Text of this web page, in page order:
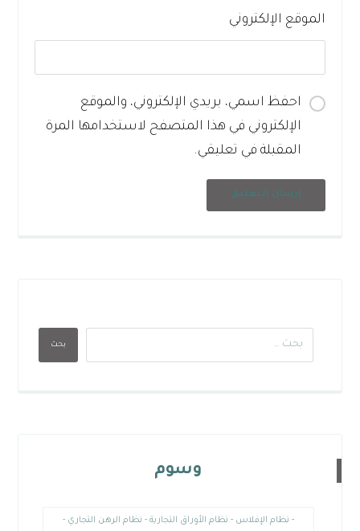
الموقع الإلكتروني
احفظ اسمي، بريدي الإلكتروني، والموقع
الإلكتروني في هذا المتصفح لاستخدامها المرة
المقبلة في تعليقي.
إرسال التعليق
بحث
وسوم
- نظام الإفلاس - نظام الأوراق التجارية - نظام الرهن التجاري -